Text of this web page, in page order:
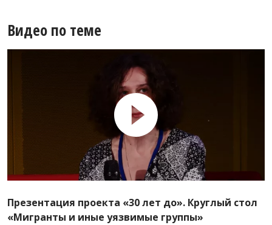
Видео по теме
Презентация проекта «30 лет до». Круглый стол
«Мигранты и иные уязвимые группы»